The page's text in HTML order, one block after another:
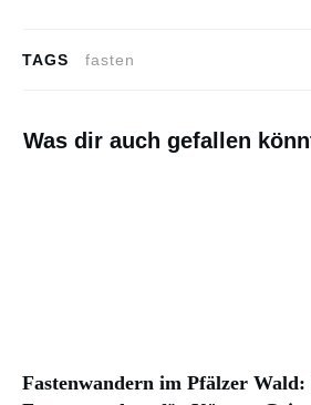
TAGS fasten
Was dir auch gefallen
Fastenwandern im Pfälzer